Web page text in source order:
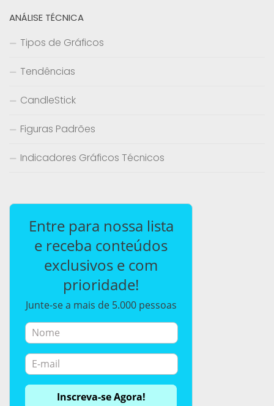
ANÁLISE TÉCNICA
Tipos de Gráficos
Tendências
CandleStick
Figuras Padrões
Indicadores Gráficos Técnicos
Entre para nossa lista
e receba conteúdos
exclusivos e com
prioridade!
Junte-se a mais de 5.000 pessoas